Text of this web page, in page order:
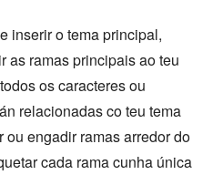
inserir o tema principal,
as ramas principais ao teu
os caracteres ou
relacionadas co teu tema
engadir ramas arredor do
cada rama cunha única